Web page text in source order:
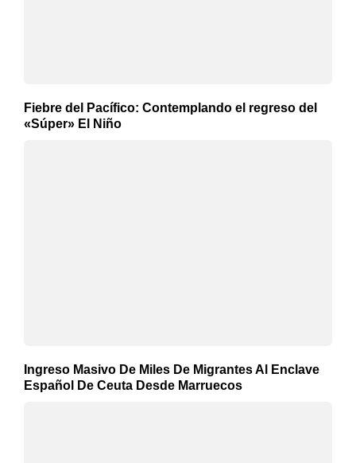
Fiebre del Pacífico: Contemplando el regreso del
«Súper» El Niño
Ingreso Masivo De Miles De Migrantes Al Enclave
Español De Ceuta Desde Marruecos